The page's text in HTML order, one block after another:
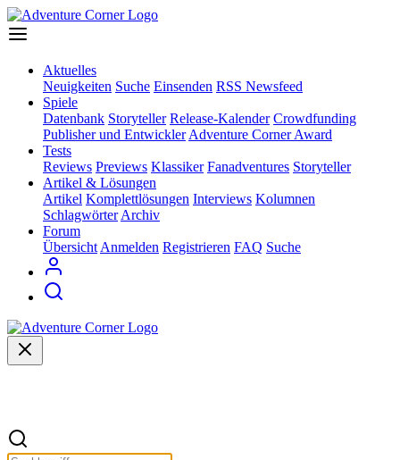
Aktuelles
Neuigkeiten Suche Einsenden RSS Newsfeed
Spiele
Datenbank Storyteller Release-Kalender Crowdfunding
Publisher und Entwickler Adventure Corner Award
Tests
Reviews Previews Klassiker Fanadventures Storyteller
Artikel & Lösungen
Artikel Komplettlösungen Interviews Kolumnen
Schlagwörter Archiv
Forum
Übersicht Anmelden Registrieren FAQ Suche